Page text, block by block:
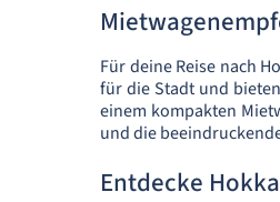
Für deine Reise nach
für die Stadt und
einem kompakten
und die
Entdecke